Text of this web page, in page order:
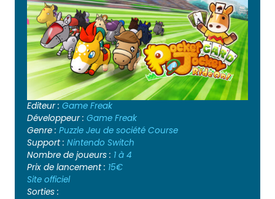
Editeur : Game Freak
Développeur : Game Freak
Genre : Puzzle Jeu de société Course
Support : Nintendo Switch
Nombre de joueurs : 1 à 4
Prix de lancement : 15€
Site officiel
Sorties :